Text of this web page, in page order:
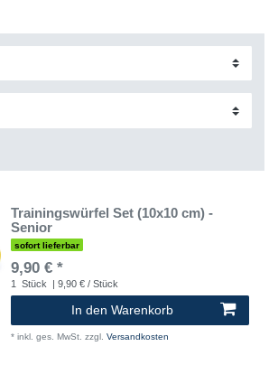
Trainingswürfel Set (10x10 cm) -
Senior
sofort lieferbar
9,90 € *
1 Stück | 9,90 € / Stück
In den Warenkorb
* inkl. ges. MwSt. zzgl. Versandkosten